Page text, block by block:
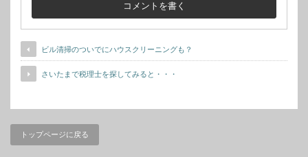
ビル清掃のついでにハウスクリーニングも？
さいたまで税理士を探してみると・・・
トップページに戻る